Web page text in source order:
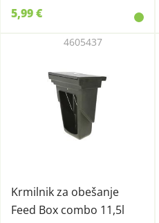
5,99 €
Krmilnik za obešanje
Feed Box combo 11,5l
4605437